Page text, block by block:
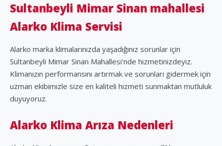
Sultanbeyli Mimar Sinan mahallesi
Alarko Klima Servisi
Alarko marka klimalarınızda yaşadığınız sorunlar için
Sultanbeyli Mimar Sinan Mahallesi'nde hizmetinizdeyiz.
Klimanızın performansını artırmak ve sorunları gidermek için
uzman ekibimizle size en kaliteli hizmeti sunmaktan mutluluk
duyuyoruz.
Alarko Klima Arıza Nedenleri